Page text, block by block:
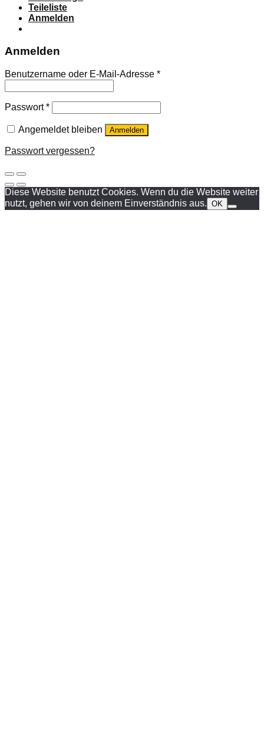
Teileliste
Anmelden
Anmelden
Benutzername oder E-Mail-Adresse *
Passwort*
Angemeldet bleiben Anmelden
Passwort vergessen?
Diese Website benutzt Cookies. Wenn du die Website weiter
nutzt, gehen wir von deinem Einverständnis aus. OK